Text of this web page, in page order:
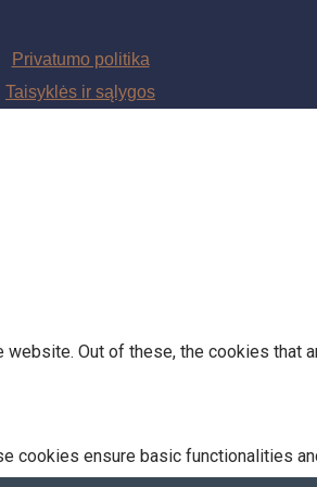
Privatumo politika
Taisyklės ir sąlygos
Out of these, the cookies that
ensure basic functionalities